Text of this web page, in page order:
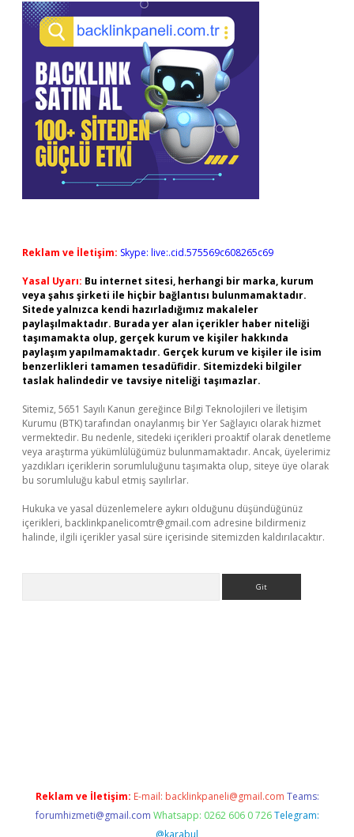
Reklam ve İletişim: Skype: live:.cid.575569c608265c69
Yasal Uyarı: Bu internet sitesi, herhangi bir marka, kurum
veya şahıs şirketi ile hiçbir bağlantısı bulunmamaktadır.
Sitede yalnızca kendi hazırladığımız makaleler
paylaşılmaktadır. Burada yer alan içerikler haber niteliği
taşımamakta olup, gerçek kurum ve kişiler hakkında
paylaşım yapılmamaktadır. Gerçek kurum ve kişiler ile isim
benzerlikleri tamamen tesadüfidir. Sitemizdeki bilgiler
taslak halindedir ve tavsiye niteliği taşımazlar.
Sitemiz, 5651 Sayılı Kanun gereğince Bilgi Teknolojileri ve İletişim
Kurumu (BTK) tarafından onaylanmış bir Yer Sağlayıcı olarak hizmet
vermektedir. Bu nedenle, sitedeki içerikleri proaktif olarak denetleme
veya araştırma yükümlülüğümüz bulunmamaktadır. Ancak, üyelerimiz
yazdıkları içeriklerin sorumluluğunu taşımakta olup, siteye üye olarak
bu sorumluluğu kabul etmiş sayılırlar.
Hukuka ve yasal düzenlemelere aykırı olduğunu düşündüğünüz
içerikleri, backlinkpanelicomtr@gmail.com adresine bildirmeniz
halinde, ilgili içerikler yasal süre içerisinde sitemizden kaldırılacaktır.
Reklam ve İletişim: E-mail: backlinkpaneli@gmail.com Teams:
forumhizmeti@gmail.com Whatsapp: 0262 606 0 726 Telegram:
@karabul